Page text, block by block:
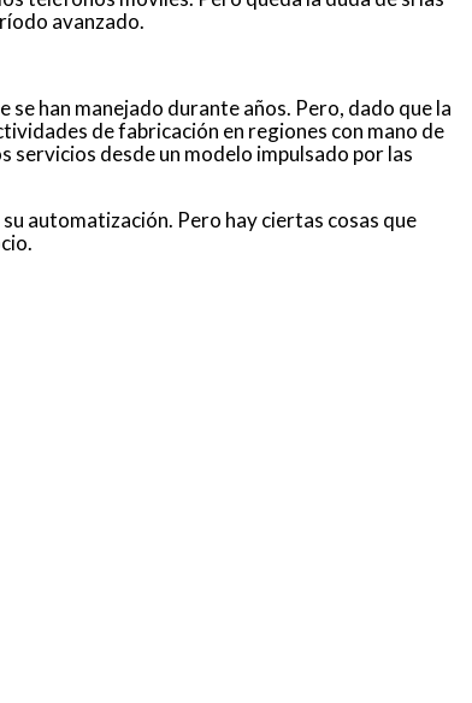
avanzado.
han manejado durante años. Pero, dado que la
de fabricación en regiones con mano de
servicios desde un modelo impulsado por las
automatización. Pero hay ciertas cosas que